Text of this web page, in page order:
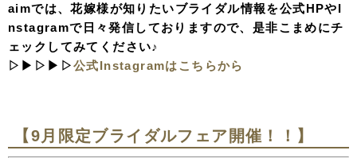
aimでは、花嫁様が知りたいブライダル情報を公式HPやI
nstagramで日々発信しておりますので、是非こまめにチ
ェックしてみてください♪
▷▶▷▶▷公式Instagramはこちらから
【9月限定ブライダルフェア開催！！】